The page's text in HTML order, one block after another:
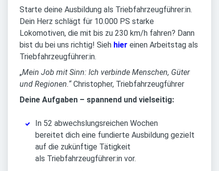
Starte deine Ausbildung als Triebfahrzeugführer:in.
Dein Herz schlägt für 10.000 PS starke
Lokomotiven, die mit bis zu 230 km/h fahren? Dann
bist du bei uns richtig! Sieh hier einen Arbeitstag als
Triebfahrzeugführer:in.
„Mein Job mit Sinn: Ich verbinde Menschen, Güter
und Regionen.“ Christopher, Triebfahrzeugführer
Deine Aufgaben – spannend und vielseitig:
In 52 abwechslungsreichen Wochen
bereitet dich eine fundierte Ausbildung gezielt
auf die zukünftige Tätigkeit
als Triebfahrzeugführer:in vor.